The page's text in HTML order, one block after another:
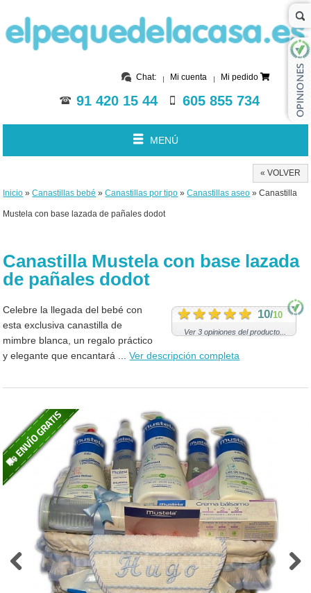
Chat: Mi cuenta Mi pedido
91 420 15 44 605 855 734
MENÚ
« VOLVER
Inicio »Canastillas bebé »Canastillas por tipo »Canastillas aseo » Canastilla
Mustela con base lazada de pañales dodot
Canastilla Mustela con base lazada
de pañales dodot
10/10
Ver 3 opiniones del producto...
Celebre la llegada del bebé con
esta exclusiva canastilla de
mimbre blanca, un regalo práctico
y elegante que encantará ...
Ver descripción completa